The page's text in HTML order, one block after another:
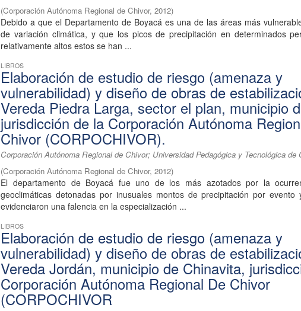
(Corporación Autónoma Regional de Chivor,2012)
Debido a que el Departamento de Boyacá es una de las áreas más
de variación climática, y que los picos de precipitación en determinados
relativamente altos estos se han ...
LIBROS
Elaboración de estudio de riesgo (amenaza y
vulnerabilidad) y diseño de obras de
Vereda Piedra Larga, sector el plan, municipio
jurisdicción de la Corporación Autónoma
Chivor (CORPOCHIVOR).
Corporación Autónoma Regional de Chivor; Universidad Pedagógica y Tecnológica de
(Corporación Autónoma Regional de Chivor,2012)
El departamento de Boyacá fue uno de los más azotados por la
geoclimáticas detonadas por inusuales montos de precipitación por evento
evidenciaron una falencia en la especialización ...
LIBROS
Elaboración de estudio de riesgo (amenaza y
vulnerabilidad) y diseño de obras de
Vereda Jordán, municipio de Chinavita,
Corporación Autónoma Regional De Chivor
(CORPOCHIVOR